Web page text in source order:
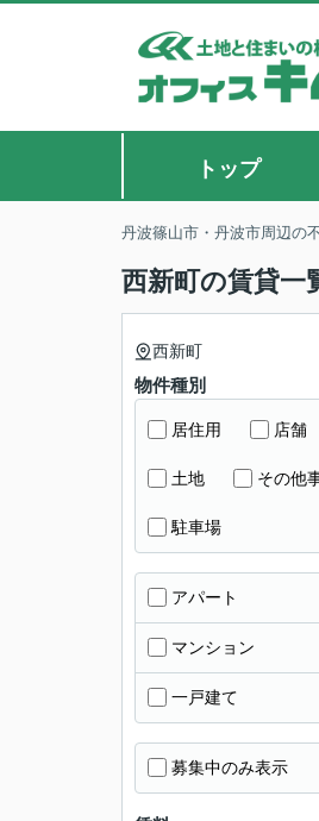
トップ
丹波篠山市・丹波市周辺の
西新町の賃貸一
西新町
物件種別
居住用 店舗
土地 その他
駐車場
アパート
マンション
一戸建て
募集中のみ表示